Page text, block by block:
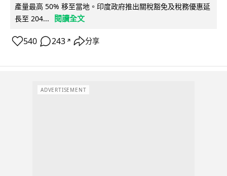
產量最高 50% 移至當地。印度政府推出關稅豁免及稅務優惠延
長至 204...
閱讀全文
540 243 ↗ 分享
ADVERTISEMENT